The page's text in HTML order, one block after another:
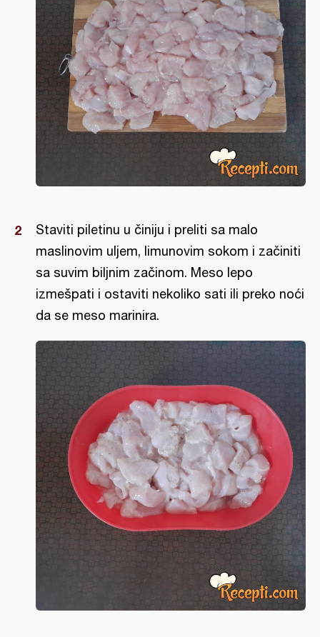
Staviti piletinu u činiju i preliti sa malo
maslinovim uljem, limunovim sokom i začiniti
sa suvim biljnim začinom. Meso lepo
izmešpati i ostaviti nekoliko sati ili preko noći
da se meso marinira.